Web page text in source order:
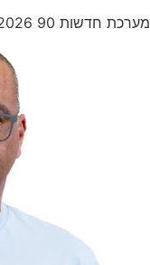
מערכת חדשות 90